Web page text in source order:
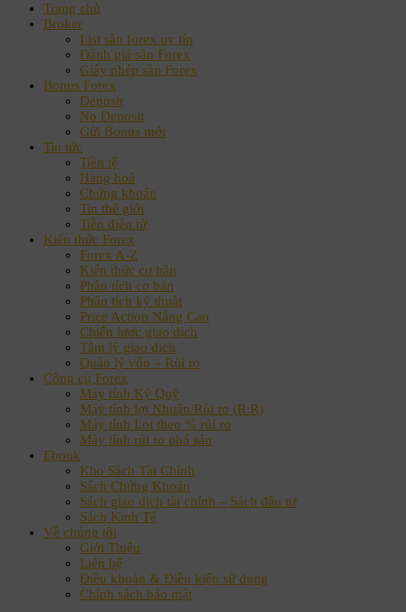
Trang chủ
Broker
List sàn forex uy tín
Đánh giá sàn Forex
Giấy phép sàn Forex
Bonus Forex
Deposit
No Deposit
Gửi Bonus mới
Tin tức
Tiền tệ
Hàng hoá
Chứng khoán
Tin thế giới
Tiền điện tử
Kiến thức Forex
Forex A-Z
Kiến thức cơ bản
Phân tích cơ bản
Phân tích kỹ thuật
Price Action Nâng Cao
Chiến lược giao dịch
Tâm lý giao dịch
Quản lý vốn – Rủi ro
Công cụ Forex
Máy tính Ký Quỹ
Máy tính lợi Nhuận/Rủi ro (R:R)
Máy tính Lot theo % rủi ro
Máy tính rủi ro phá sản
Ebook
Kho Sách Tài Chính
Sách Chứng Khoán
Sách giao dịch tài chính – Sách đầu tư
Sách Kinh Tế
Về chúng tôi
Giới Thiệu
Liên hệ
Điều khoản & Điều kiện sử dụng
Chính sách bảo mật